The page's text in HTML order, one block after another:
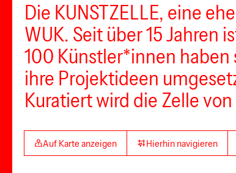
Die KUNSTZELLE, eine
WUK. Seit über 15 Jahren
100 Künstler*innen
ihre Projektideen
Kuratiert wird die Zelle
Auf Karte anzeigen Hierhin navigieren